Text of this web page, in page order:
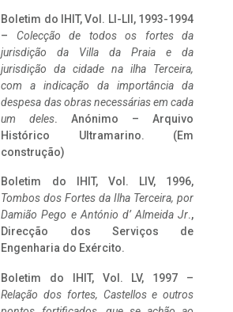
Boletim do IHIT, Vol. LI-LII, 1993-1994
– Colecção de todos os fortes da
jurisdição da Villa da Praia e da
jurisdição da cidade na ilha Terceira,
com a indicação da importância da
despesa das obras necessárias em cada
um deles. Anónimo – Arquivo
Histórico Ultramarino. (Em
construção)
Boletim do IHIT, Vol. LIV, 1996,
Tombos dos Fortes da Ilha Terceira, por
Damião Pego e António d’ Almeida Jr.,
Direcção dos Serviços de
Engenharia do Exército.
Boletim do IHIT, Vol. LV, 1997 –
Relação dos fortes, Castellos e outros